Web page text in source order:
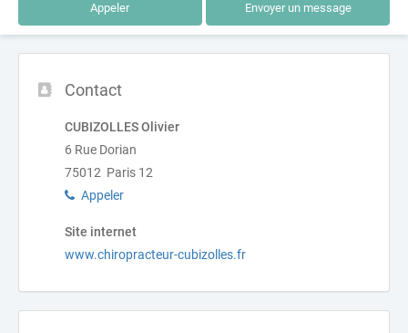
Appeler Envoyer un message
Contact
CUBIZOLLES Olivier
6 Rue Dorian
75012 Paris 12
Appeler
Site internet
www.chiropracteur-cubizolles.fr